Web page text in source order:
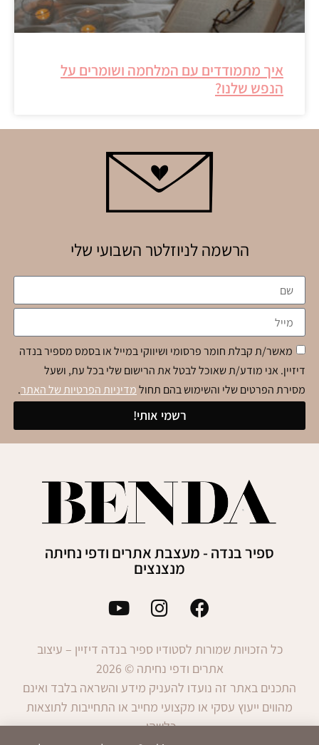
איך מתמודדים עם המלחמה ושומרים על
הנפש שלנו?
הרשמה לניוזלטר השבועי שלי
מאשר/ת קבלת חומר פרסומי ושיווקי במייל או בסמס מספיר בנדה
דיזיין. אני מודע/ת שאוכל לבטל את הרישום שלי בכל עת, ושעל
מסירת הפרטים שלי והשימוש בהם תחולמדיניות הפרטיות של האתר.
רשמי אותי!
ספיר בנדה - מעצבת אתרים ודפי נחיתה
מנצנצים
כל הזכויות שמורות לסטודיו ספיר בנדה דיזיין – עיצוב
אתרים ודפי נחיתה © 2026
התכנים באתר זה נועדו להעניק מידע והשראה בלבד ואינם
מהווים ייעוץ עסקי או מקצועי מחייב או התחייבות לתוצאות
כלשהן.